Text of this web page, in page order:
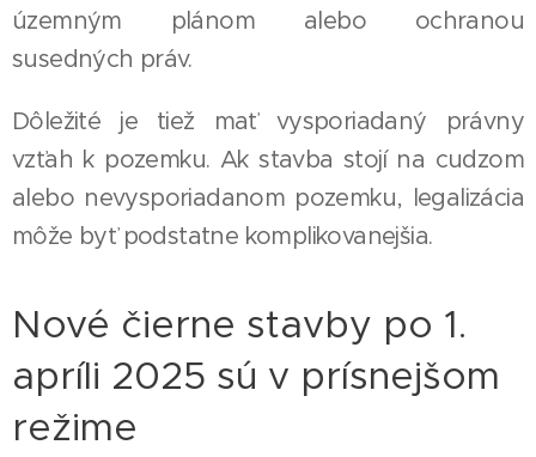
územným plánom alebo ochranou
susedných práv.
Dôležité je tiež mať vysporiadaný právny
vzťah k pozemku. Ak stavba stojí na cudzom
alebo nevysporiadanom pozemku, legalizácia
môže byť podstatne komplikovanejšia.
Nové čierne stavby po 1.
apríli 2025 sú v prísnejšom
režime